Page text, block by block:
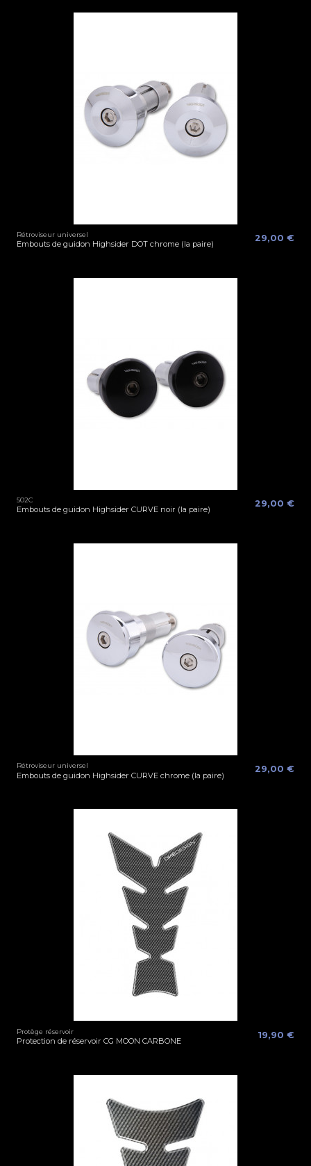
Rétroviseur universel
Embouts de guidon Highsider DOT chrome (la paire)
29,00 €
502C
Embouts de guidon Highsider CURVE noir (la paire)
29,00 €
Rétroviseur universel
Embouts de guidon Highsider CURVE chrome (la paire)
29,00 €
Protège réservoir
Protection de réservoir CG MOON CARBONE
19,90 €